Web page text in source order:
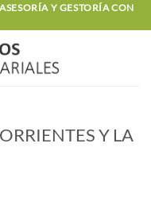
Y GESTORÍA CON
Y LA